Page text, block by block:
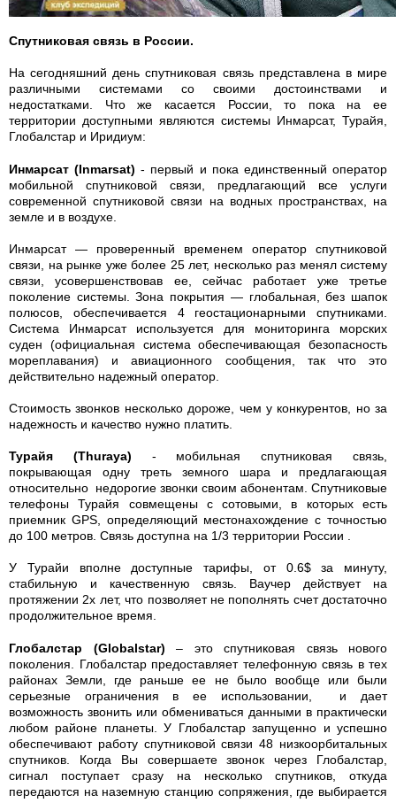
Спутниковая связь в России.
На сегодняшний день спутниковая связь представлена в мире
различными системами со своими достоинствами и
недостатками. Что же касается России, то пока на ее
территории доступными являются системы Инмарсат, Турайя,
Глобалстар и Иридиум:
Инмарсат (Inmarsat) - первый и пока единственный оператор
мобильной спутниковой связи, предлагающий все услуги
современной спутниковой связи на водных пространствах, на
земле и в воздухе.
Инмарсат — проверенный временем оператор спутниковой
связи, на рынке уже более 25 лет, несколько раз менял систему
связи, усовершенствовав ее, сейчас работает уже третье
поколение системы. Зона покрытия — глобальная, без шапок
полюсов, обеспечивается 4 геостационарными спутниками.
Система Инмарсат используется для мониторинга морских
суден (официальная система обеспечивающая безопасность
мореплавания) и авиационного сообщения, так что это
действительно надежный оператор.
Стоимость звонков несколько дороже, чем у конкурентов, но за
надежность и качество нужно платить.
Турайя (Thuraya) - мобильная спутниковая связь,
покрывающая одну треть земного шара и предлагающая
относительно недорогие звонки своим абонентам. Спутниковые
телефоны Турайя совмещены с сотовыми, в которых есть
приемник GPS, определяющий местонахождение с точностью
до 100 метров. Связь доступна на 1/3 территории России .
У Турайи вполне доступные тарифы, от 0.6$ за минуту,
стабильную и качественную связь. Ваучер действует на
протяжении 2х лет, что позволяет не пополнять счет достаточно
продолжительное время.
Глобалстар (Globalstar) – это спутниковая связь нового
поколения. Глобалстар предоставляет телефонную связь в тех
районах Земли, где раньше ее не было вообще или были
серьезные ограничения в ее использовании, и дает
возможность звонить или обмениваться данными в практически
любом районе планеты. У Глобалстар запущенно и успешно
обеспечивают работу спутниковой связи 48 низкоорбитальных
спутников. Когда Вы совершаете звонок через Глобалстар,
сигнал поступает сразу на несколько спутников, откуда
передаются на наземную станцию сопряжения, где выбирается